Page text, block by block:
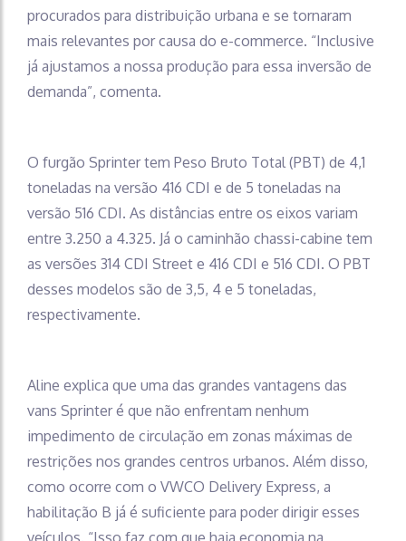
procurados para distribuição urbana e se tornaram
mais relevantes por causa do e-commerce. “Inclusive
já ajustamos a nossa produção para essa inversão de
demanda”, comenta.
O furgão Sprinter tem Peso Bruto Total (PBT) de 4,1
toneladas na versão 416 CDI e de 5 toneladas na
versão 516 CDI. As distâncias entre os eixos variam
entre 3.250 a 4.325. Já o caminhão chassi-cabine tem
as versões 314 CDI Street e 416 CDI e 516 CDI. O PBT
desses modelos são de 3,5, 4 e 5 toneladas,
respectivamente.
Aline explica que uma das grandes vantagens das
vans Sprinter é que não enfrentam nenhum
impedimento de circulação em zonas máximas de
restrições nos grandes centros urbanos. Além disso,
como ocorre com o VWCO Delivery Express, a
habilitação B já é suficiente para poder dirigir esses
veículos. “Isso faz com que haja economia na